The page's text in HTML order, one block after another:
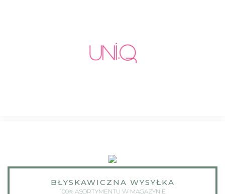
BŁYSKAWICZNA WYSYŁKA
100% ASORTYMENTU W MAGAZYNIE